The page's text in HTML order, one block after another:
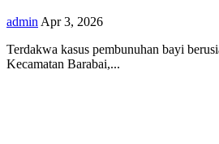
admin Apr 3, 2026
Terdakwa kasus pembunuhan bayi
Kecamatan Barabai,...